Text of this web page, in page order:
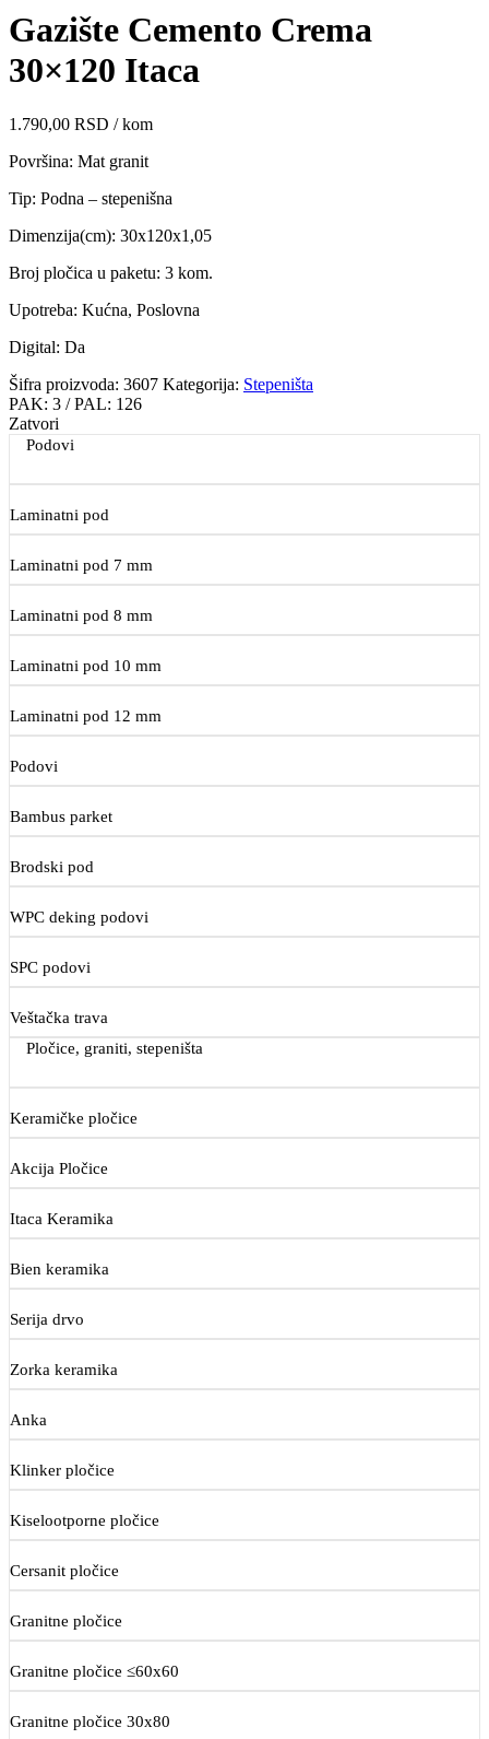
Gazište Cemento Crema
30×120 Itaca
1.790,00 RSD / kom
Površina: Mat granit
Tip: Podna – stepenišna
Dimenzija(cm): 30x120x1,05
Broj pločica u paketu: 3 kom.
Upotreba: Kućna, Poslovna
Digital: Da
Šifra proizvoda: 3607 Kategorija: Stepeništa
PAK: 3 / PAL: 126
Zatvori
Podovi
Laminatni pod
Laminatni pod 7 mm
Laminatni pod 8 mm
Laminatni pod 10 mm
Laminatni pod 12 mm
Podovi
Bambus parket
Brodski pod
WPC deking podovi
SPC podovi
Veštačka trava
Pločice, graniti, stepeništa
Keramičke pločice
Akcija Pločice
Itaca Keramika
Bien keramika
Serija drvo
Zorka keramika
Anka
Klinker pločice
Kiselootporne pločice
Cersanit pločice
Granitne pločice
Granitne pločice ≤60x60
Granitne pločice 30x80